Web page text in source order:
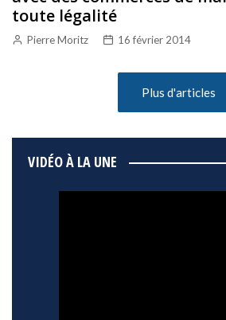
toute légalité
Pierre Moritz 16 février 2014
Plus d'articles
VIDÉO À LA UNE